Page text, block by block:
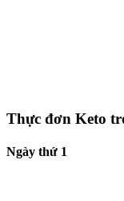
Thực đơn Keto
Ngày thứ 1